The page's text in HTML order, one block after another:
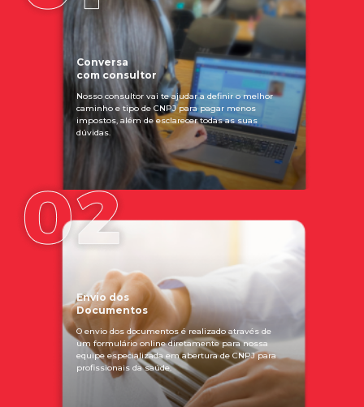
Conversa
com consultor
Nosso consultor vai te ajudar a definir o melhor
caminho e tipo de CNPJ para pagar menos
impostos, além de esclarecer todas as suas
dúvidas.
Envio dos
Documentos
O envio dos documentos é realizado através de
um formulário online diretamente para nossa
equipe especializada em abertura de CNPJ para
profissionais da saúde.